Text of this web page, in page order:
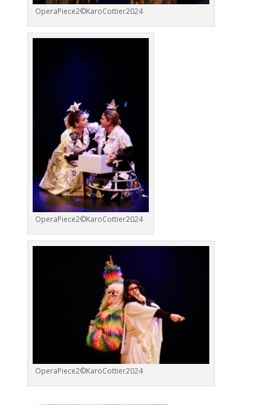
OperaPiece2©KaroCottier2024
OperaPiece2©KaroCottier2024
OperaPiece2©KaroCottier2024